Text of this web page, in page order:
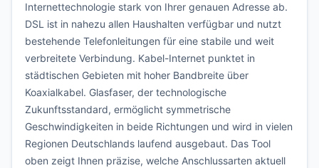
Internettechnologie stark von Ihrer genauen Adresse ab.
DSL ist in nahezu allen Haushalten verfügbar und nutzt
bestehende Telefonleitungen für eine stabile und weit
verbreitete Verbindung. Kabel-Internet punktet in
städtischen Gebieten mit hoher Bandbreite über
Koaxialkabel. Glasfaser, der technologische
Zukunftsstandard, ermöglicht symmetrische
Geschwindigkeiten in beide Richtungen und wird in vielen
Regionen Deutschlands laufend ausgebaut. Das Tool
oben zeigt Ihnen präzise, welche Anschlussarten aktuell